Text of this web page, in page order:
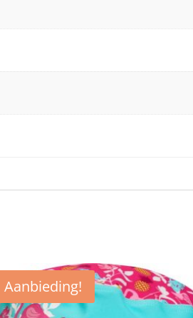
Aanbieding!